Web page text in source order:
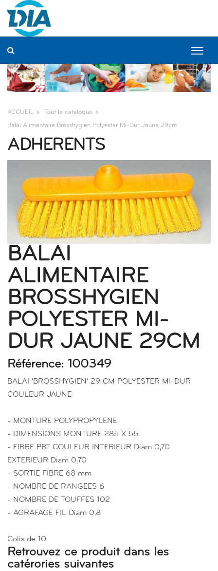
ACCUEIL Tout le catalogue
Balai Alimentaire Brosshygien Polyester Mi-Dur Jaune 29cm
ADHERENTS
BALAI
ALIMENTAIRE
BROSSHYGIEN
POLYESTER MI-
DUR JAUNE 29CM
Référence: 100349
BALAI 'BROSSHYGIEN' 29 CM POLYESTER MI-DUR
COULEUR JAUNE
- MONTURE POLYPROPYLENE
- DIMENSIONS MONTURE 285 X 55
- FIBRE PBT COULEUR INTERIEUR Diam 0,70
EXTERIEUR Diam 0,70
- SORTIE FIBRE 68 mm
- NOMBRE DE RANGEES 6
- NOMBRE DE TOUFFES 102
- AGRAFAGE FIL Diam 0,8
Colis de 10
Retrouvez ce produit dans les
catérories suivantes
Panneau de gestion des cookies